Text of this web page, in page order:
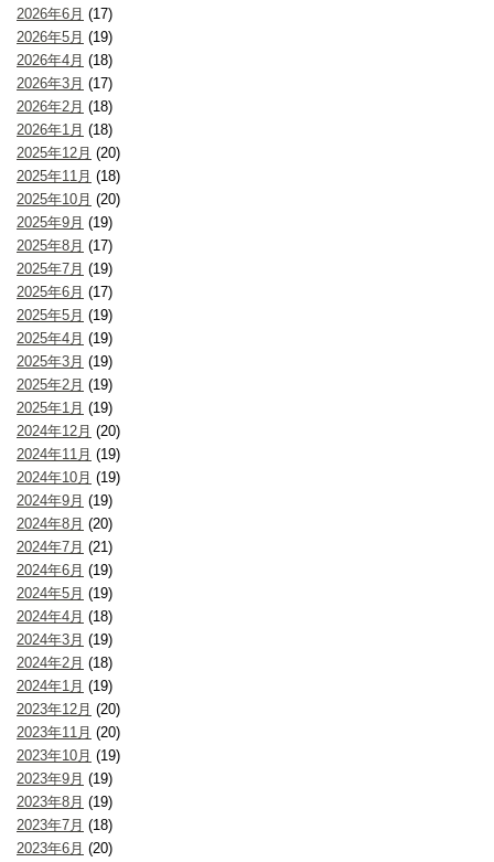
2026年6月 (17)
2026年5月 (19)
2026年4月 (18)
2026年3月 (17)
2026年2月 (18)
2026年1月 (18)
2025年12月 (20)
2025年11月 (18)
2025年10月 (20)
2025年9月 (19)
2025年8月 (17)
2025年7月 (19)
2025年6月 (17)
2025年5月 (19)
2025年4月 (19)
2025年3月 (19)
2025年2月 (19)
2025年1月 (19)
2024年12月 (20)
2024年11月 (19)
2024年10月 (19)
2024年9月 (19)
2024年8月 (20)
2024年7月 (21)
2024年6月 (19)
2024年5月 (19)
2024年4月 (18)
2024年3月 (19)
2024年2月 (18)
2024年1月 (19)
2023年12月 (20)
2023年11月 (20)
2023年10月 (19)
2023年9月 (19)
2023年8月 (19)
2023年7月 (18)
2023年6月 (20)